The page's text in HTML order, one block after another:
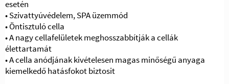
esetén
• Szivattyúvédelem, SPA üzemmód
• Öntisztuló cella
• A nagy cellafelületek meghosszabbítják a cellák
élettartamát
• A cella anódjának kivételesen magas minőségű anyaga
kiemelkedő hatásfokot biztosit